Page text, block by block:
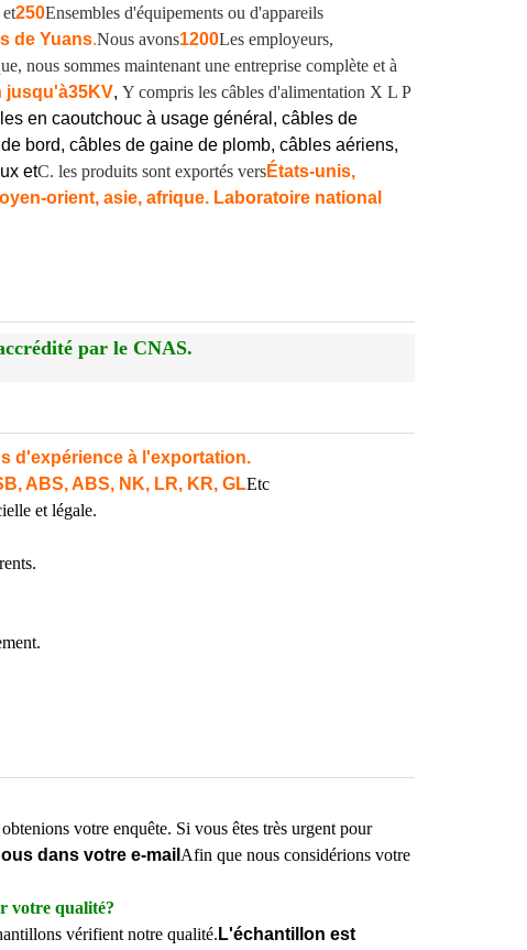
250Ensembles d'équipements ou d'appareils
de Yuans.Nous avons1200Les employeurs,
nous sommes maintenant une entreprise complète et à
jusqu'à35KV, Y compris les câbles d'alimentation X L P
en caoutchouc à usage général, câbles de
bord, câbles de gaine de plomb, câbles aériens,
etC. les produits sont exportés versÉtats-unis,
orient, asie, afrique. Laboratoire national
par le CNAS.
d'expérience à l'exportation.
ABS, ABS, NK, LR, KR, GLEtc
et légale.
votre enquête. Si vous êtes très urgent pour
dans votre e-mail Afin que nous considérions votre
votre qualité?
vérifient notre qualité. L'échantillon est